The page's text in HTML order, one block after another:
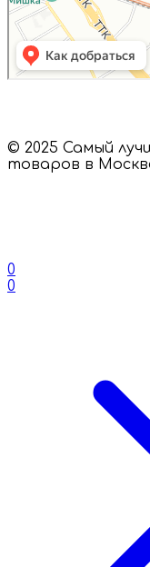
© 2025 Самый
товаров в
0
0